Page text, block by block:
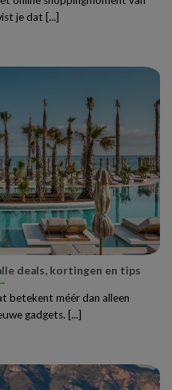
je dat [...]
deals, kortingen en tips
betekent méér dan alleen
gadgets. [...]